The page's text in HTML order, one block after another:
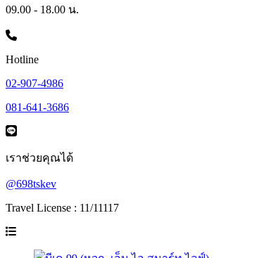
09.00 - 18.00 น.
Hotline
02-907-4986
081-641-3686
เราช่วยคุณได้
@698tskev
Travel License : 11/11117